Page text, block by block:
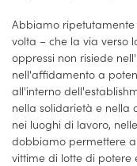
Abbiamo
volta – che la via verso
oppressi non risiede
nell'affidamento a
all'interno
nella solidarietà e nella
nei luoghi di lavoro,
dobbiamo permettere
vittime di lotte di potere